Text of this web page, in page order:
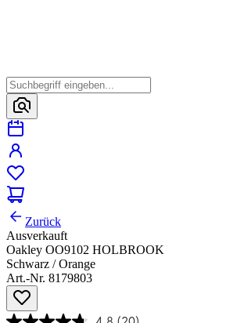
Zurück
Ausverkauft
Oakley OO9102 HOLBROOK
Schwarz / Orange
Art.-Nr. 8179803